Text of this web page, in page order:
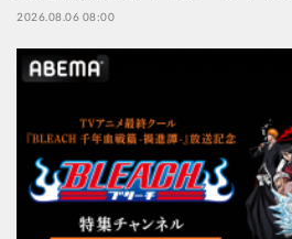
2026.08.06 08:00